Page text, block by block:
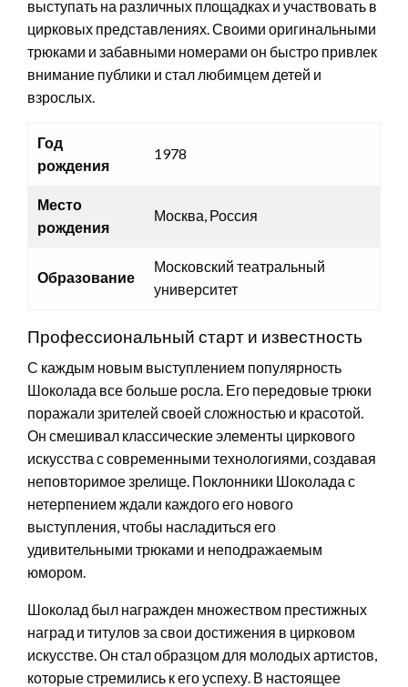
выступать на различных площадках и участвовать в
цирковых представлениях. Своими оригинальными
трюками и забавными номерами он быстро привлек
внимание публики и стал любимцем детей и
взрослых.
Год
рождения
1978
Место
рождения
Москва, Россия
Образование
Московский театральный
университет
Профессиональный старт и известность
С каждым новым выступлением популярность
Шоколада все больше росла. Его передовые трюки
поражали зрителей своей сложностью и красотой.
Он смешивал классические элементы циркового
искусства с современными технологиями, создавая
неповторимое зрелище. Поклонники Шоколада с
нетерпением ждали каждого его нового
выступления, чтобы насладиться его
удивительными трюками и неподражаемым
юмором.
Шоколад был награжден множеством престижных
наград и титулов за свои достижения в цирковом
искусстве. Он стал образцом для молодых артистов,
которые стремились к его успеху. В настоящее